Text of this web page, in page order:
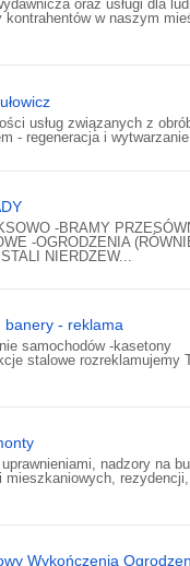
oraz usługi dla
w naszym
usług związanych z
- regeneracja i
-BRAMY
-OGRODZENIA
NIERDZEW...
banery - reklama
samochodów -kasetony
stalowe rozreklamujemy
nadzory na
mieszkaniowych, rezydencji,
Wykończenia